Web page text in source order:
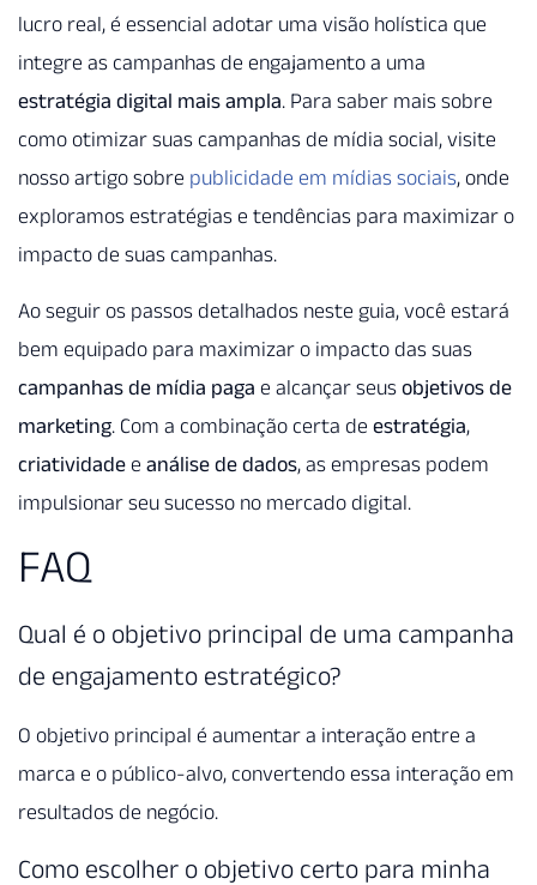
lucro real, é essencial adotar uma visão holística que
integre as campanhas de engajamento a uma
estratégia digital mais ampla. Para saber mais sobre
como otimizar suas campanhas de mídia social, visite
nosso artigo sobre publicidade em mídias sociais, onde
exploramos estratégias e tendências para maximizar o
impacto de suas campanhas.
Ao seguir os passos detalhados neste guia, você estará
bem equipado para maximizar o impacto das suas
campanhas de mídia paga e alcançar seus objetivos de
marketing. Com a combinação certa de estratégia,
criatividade e análise de dados, as empresas podem
impulsionar seu sucesso no mercado digital.
FAQ
Qual é o objetivo principal de uma campanha
de engajamento estratégico?
O objetivo principal é aumentar a interação entre a
marca e o público-alvo, convertendo essa interação em
resultados de negócio.
Como escolher o objetivo certo para minha